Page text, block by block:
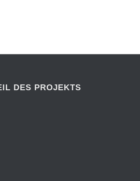
DES PROJEKTS